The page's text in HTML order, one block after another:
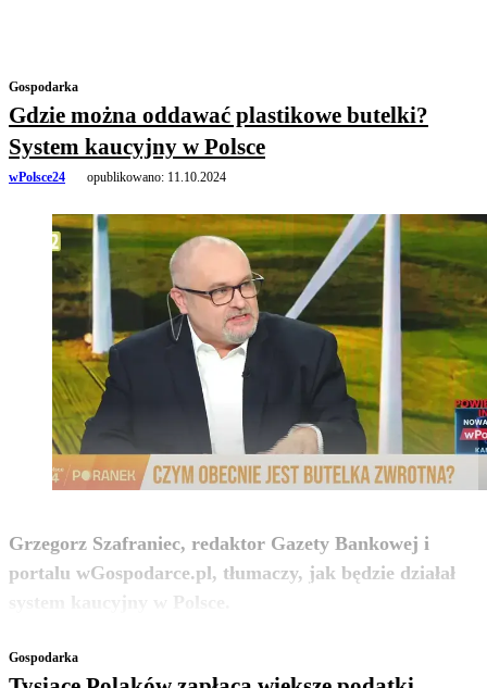
Gospodarka
Gdzie można oddawać plastikowe butelki?
System kaucyjny w Polsce
wPolsce24 opublikowano: 11.10.2024
Grzegorz Szafraniec, redaktor Gazety Bankowej i
portalu wGospodarce.pl, tłumaczy, jak będzie działał
system kaucyjny w Polsce.
zobacz więcej
Gospodarka